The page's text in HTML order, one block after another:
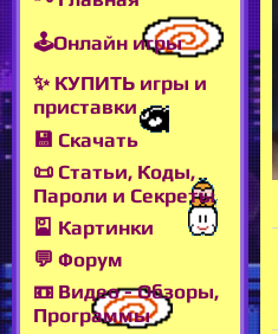
🕹Онлайн игры
✨ КУПИТЬ игры и
приставки
💾 Скачать
📜 Статьи, Коды,
Пароли и Секреты
🎴 Картинки
💬 Форум
📼 Видео - Обзоры,
Программы